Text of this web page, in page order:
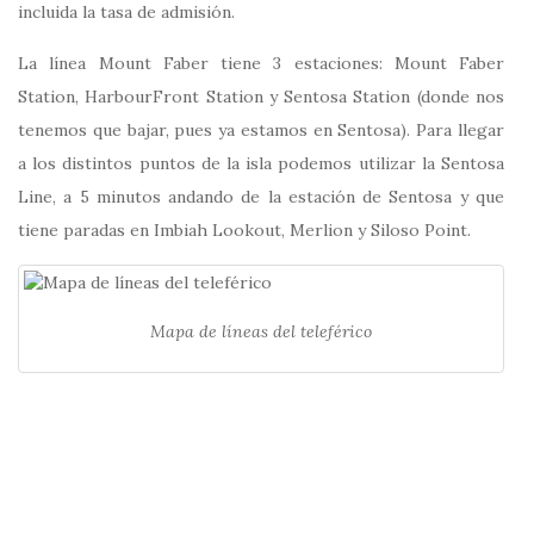
incluida la tasa de admisión.
La línea Mount Faber tiene 3 estaciones: Mount Faber
Station, HarbourFront Station y Sentosa Station (donde nos
tenemos que bajar, pues ya estamos en Sentosa). Para llegar
a los distintos puntos de la isla podemos utilizar la Sentosa
Line, a 5 minutos andando de la estación de Sentosa y que
tiene paradas en Imbiah Lookout, Merlion y Siloso Point.
Mapa de líneas del teleférico